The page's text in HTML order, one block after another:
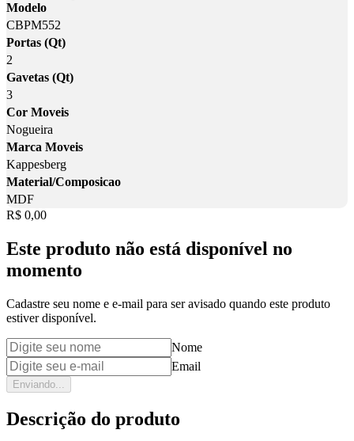
Modelo
CBPM552
Portas (Qt)
2
Gavetas (Qt)
3
Cor Moveis
Nogueira
Marca Moveis
Kappesberg
Material/Composicao
MDF
Price:
R$ 0,00
Este produto não está disponível no
momento
Cadastre seu nome e e-mail para ser avisado quando este produto
estiver disponível.
Nome
Email
Enviando...
Descrição do produto